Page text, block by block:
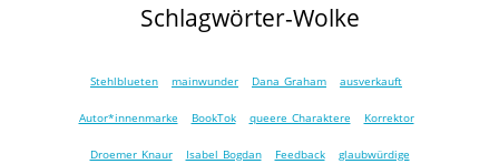
Schlagwörter-Wolke
Stehlblueten mainwunder Dana Graham ausverkauft
Autor*innenmarke BookTok queere Charaktere Korrektor
Droemer Knaur Isabel Bogdan Feedback glaubwürdige